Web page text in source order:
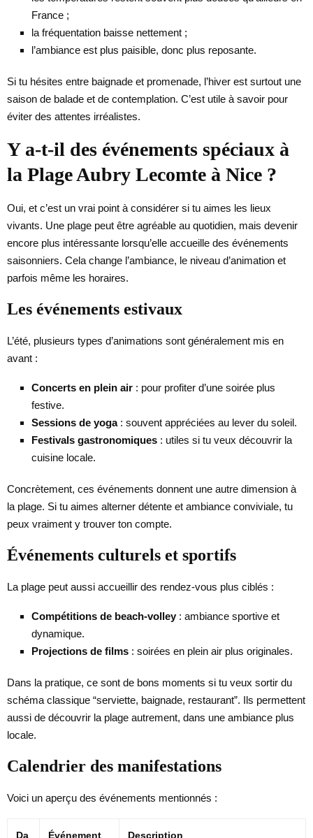
France ;
la fréquentation baisse nettement ;
l’ambiance est plus paisible, donc plus reposante.
Si tu hésites entre baignade et promenade, l’hiver est surtout une
saison de balade et de contemplation. C’est utile à savoir pour
éviter des attentes irréalistes.
Y a-t-il des événements spéciaux à
la Plage Aubry Lecomte à Nice ?
Oui, et c’est un vrai point à considérer si tu aimes les lieux
vivants. Une plage peut être agréable au quotidien, mais devenir
encore plus intéressante lorsqu’elle accueille des événements
saisonniers. Cela change l’ambiance, le niveau d’animation et
parfois même les horaires.
Les événements estivaux
L’été, plusieurs types d’animations sont généralement mis en
avant :
Concerts en plein air : pour profiter d’une soirée plus
festive.
Sessions de yoga: souvent appréciées au lever du soleil.
Festivals gastronomiques : utiles si tu veux découvrir la
cuisine locale.
Concrètement, ces événements donnent une autre dimension à
la plage. Si tu aimes alterner détente et ambiance conviviale, tu
peux vraiment y trouver ton compte.
Événements culturels et sportifs
La plage peut aussi accueillir des rendez-vous plus ciblés :
Compétitions de beach-volley : ambiance sportive et
dynamique.
Projections de films : soirées en plein air plus originales.
Dans la pratique, ce sont de bons moments si tu veux sortir du
schéma classique “serviette, baignade, restaurant”. Ils permettent
aussi de découvrir la plage autrement, dans une ambiance plus
locale.
Calendrier des manifestations
Voici un aperçu des événements mentionnés :
Da Événement Description